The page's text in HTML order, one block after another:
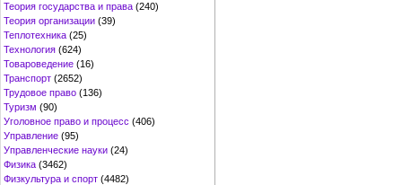
Теория государства и права (240)
Теория организации (39)
Теплотехника (25)
Технология (624)
Товароведение (16)
Транспорт (2652)
Трудовое право (136)
Туризм (90)
Уголовное право и процесс (406)
Управление (95)
Управленческие науки (24)
Физика (3462)
Физкультура и спорт (4482)